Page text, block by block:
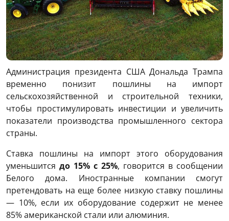
Администрация президента США Дональда Трампа
временно понизит пошлины на импорт
сельскохозяйственной и строительной техники,
чтобы простимулировать инвестиции и увеличить
показатели производства промышленного сектора
страны.
Ставка пошлины на импорт этого оборудования
уменьшится до 15% с 25%, говорится в сообщении
Белого дома. Иностранные компании смогут
претендовать на еще более низкую ставку пошлины
— 10%, если их оборудование содержит не менее
85% американской стали или алюминия.